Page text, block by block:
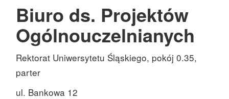
Biuro ds. Projektów
Ogólnouczelnianych
Rektorat Uniwersytetu Śląskiego, pokój 0.35,
parter
ul. Bankowa 12